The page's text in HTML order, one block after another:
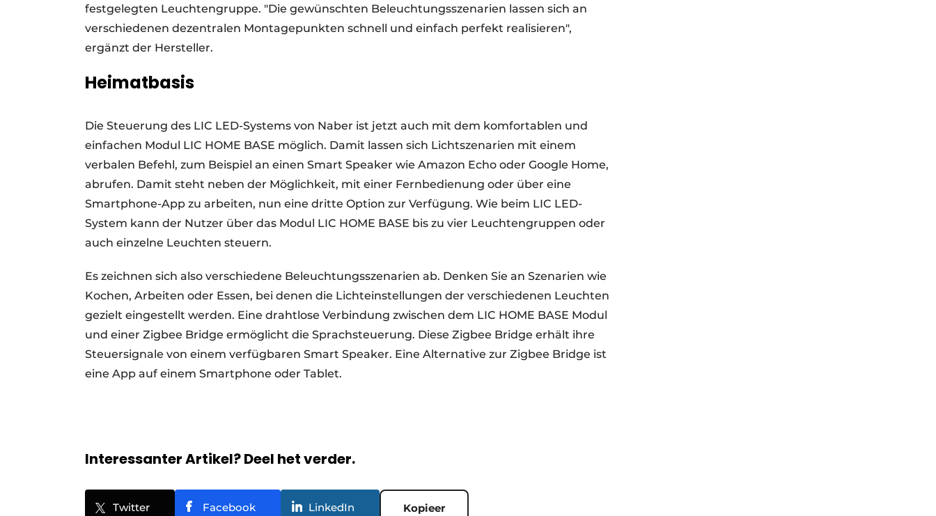
festgelegten Leuchtengruppe. "Die gewünschten Beleuchtungsszenarien lassen sich an
verschiedenen dezentralen Montagepunkten schnell und einfach perfekt realisieren",
ergänzt der Hersteller.
Heimatbasis
Die Steuerung des LIC LED-Systems von Naber ist jetzt auch mit dem komfortablen und
einfachen Modul LIC HOME BASE möglich. Damit lassen sich Lichtszenarien mit einem
verbalen Befehl, zum Beispiel an einen Smart Speaker wie Amazon Echo oder Google Home,
abrufen. Damit steht neben der Möglichkeit, mit einer Fernbedienung oder über eine
Smartphone-App zu arbeiten, nun eine dritte Option zur Verfügung. Wie beim LIC LED-
System kann der Nutzer über das Modul LIC HOME BASE bis zu vier Leuchtengruppen oder
auch einzelne Leuchten steuern.
Es zeichnen sich also verschiedene Beleuchtungsszenarien ab. Denken Sie an Szenarien wie
Kochen, Arbeiten oder Essen, bei denen die Lichteinstellungen der verschiedenen Leuchten
gezielt eingestellt werden. Eine drahtlose Verbindung zwischen dem LIC HOME BASE Modul
und einer Zigbee Bridge ermöglicht die Sprachsteuerung. Diese Zigbee Bridge erhält ihre
Steuersignale von einem verfügbaren Smart Speaker. Eine Alternative zur Zigbee Bridge ist
eine App auf einem Smartphone oder Tablet.
Interessanter Artikel? Deel het verder.
Twitter Facebook LinkedIn Kopieer